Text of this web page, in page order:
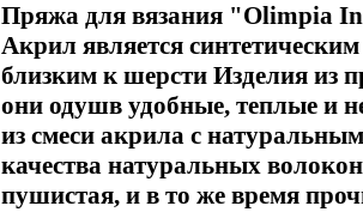
Пряжа для вязания "Olimpia
Акрил является
близким к шерсти Изделия из
они одушв удобные, теплые и
из смеси акрила с
качества натуральных
пушистая, и в то же время